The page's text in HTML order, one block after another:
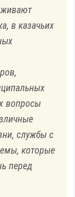
в казачьих
вопросы
службы с
которые
перед